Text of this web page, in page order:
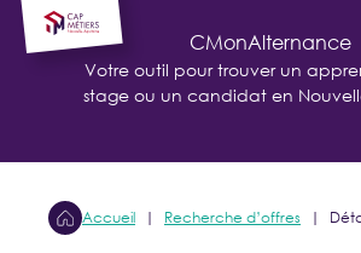
CMonAlternance
Votre outil pour trouver un
stage ou un candidat en
Accueil Recherche d’offres
Cookies management panel